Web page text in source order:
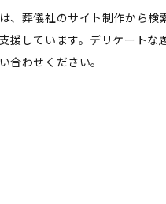
、葬儀社のサイト制作から
援しています。デリケート
合わせ ください。